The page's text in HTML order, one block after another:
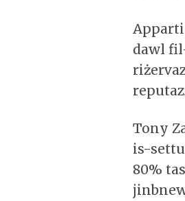
dawl
Tony
is-
80%